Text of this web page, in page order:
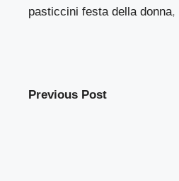
pasticcini festa della donna,
Previous Post